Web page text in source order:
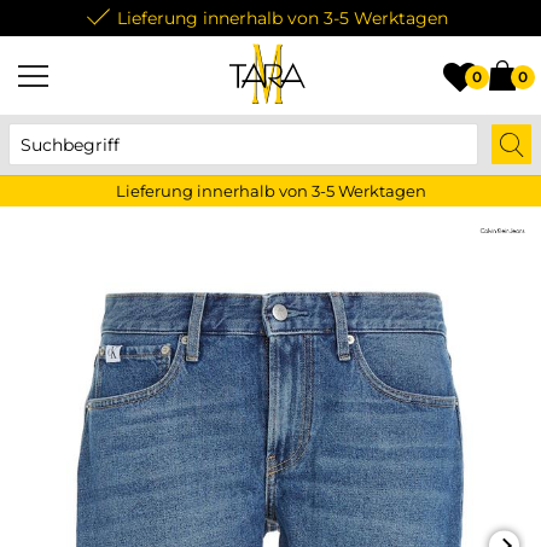
Lieferung innerhalb von 3-5 Werktagen
0 0
Lieferung innerhalb von 3-5 Werktagen